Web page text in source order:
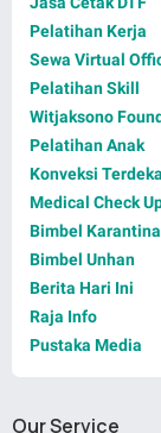
Pelatihan Kerja
Sewa Virtual
Pelatihan Skill
Witjaksono
Pelatihan Anak
Konveksi
Medical Check
Bimbel Karantina
Bimbel Unhan
Berita Hari Ini
Raja Info
Pustaka Media
Our Service